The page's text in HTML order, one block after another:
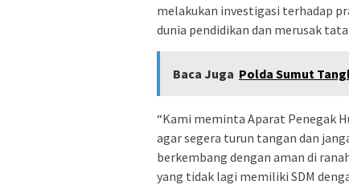
melakukan investigasi terhadap
dunia pendidikan dan merusak
Baca Juga Polda Sumut
“Kami meminta Aparat Penegak
agar segera turun tangan dan
berkembang dengan aman di
yang tidak lagi memiliki SDM